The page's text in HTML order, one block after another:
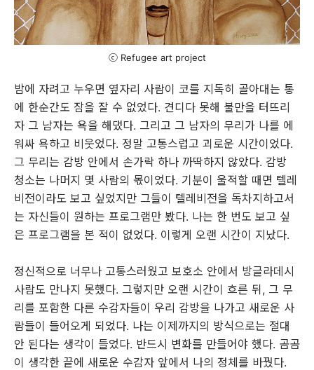
ⓒ Refugee art project
밤에 자려고 누우면 옆자리 사람이 코를 지독히 골아대는 통
에 한순간도 잠을 잘 수 없었다. 견디다 못해 불만을 터뜨리
자 그 남자는 욕을 해댔다. 그리고 그 남자의 무리가 나를 에
워싸 욕하고 비웃었다. 정말 고통스럽고 괴로운 시간이었다.
그 무리는 감방 안에서 손가락 하나 까딱하지 않았다. 감방
청소는 나머지 몇 사람의 몫이었다. 기분이 울적할 때면 텔레
비전이라도 보고 싶었지만 그들이 텔레비전을 독차지하고서
는 자신들이 원하는 프로그램만 봤다. 나는 한 번도 보고 싶
은 프로그램을 본 적이 없었다. 이렇게 오랜 시간이 지났다.
정신적으로 너무나 고통스러웠고 보호소 안에서 방글라데시
사람도 만나지 못했다. 그렇지만 오랜 시간이 흐른 뒤, 그 무
리를 포함한 다른 수감자들이 우리 감방을 나가고 새로운 사
람들이 들어오게 되었다. 나는 이제까지의 방식으로는 절대
안 된다는 생각이 들었다. 반드시 변화를 만들어야 했다. 곰곰
이 생각한 끝에 새로운 수감자 앞에서 나의 정체를 바꿨다.